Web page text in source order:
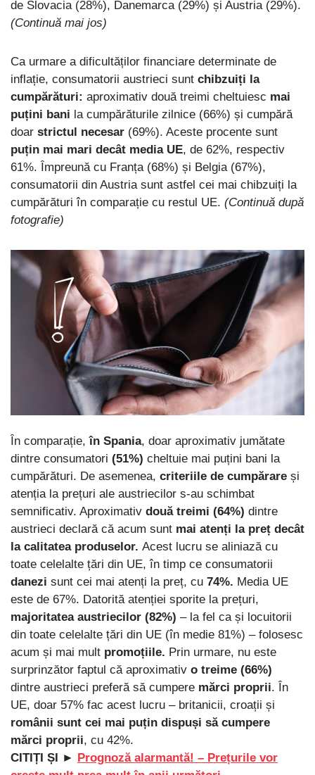
de Slovacia (28%), Danemarca (29%) și Austria (29%).
(Continuă mai jos)
Ca urmare a dificultăților financiare determinate de
inflație, consumatorii austrieci sunt chibzuiți la
cumpărături: aproximativ două treimi cheltuiesc mai
puțini bani la cumpărăturile zilnice (66%) și cumpără
doar strictul necesar (69%). Aceste procente sunt
puțin mai mari decât media UE, de 62%, respectiv
61%. Împreună cu Franța (68%) și Belgia (67%),
consumatorii din Austria sunt astfel cei mai chibzuiți la
cumpărături în comparație cu restul UE. (Continuă după
fotografie)
În comparație,în Spania, doar aproximativ jumătate
dintre consumatori (51%) cheltuie mai puțini bani la
cumpărături. De asemenea, criteriile de cumpărare și
atenția la prețuri ale austriecilor s-au schimbat
semnificativ. Aproximativ două treimi (64%) dintre
austrieci declară că acum sunt mai atenți la preț decât
la calitatea produselor. Acest lucru se aliniază cu
toate celelalte țări din UE, în timp ce consumatorii
danezi sunt cei mai atenți la preț, cu 74%. Media UE
este de 67%. Datorită atenției sporite la prețuri,
majoritatea austriecilor (82%) – la fel ca și locuitorii
din toate celelalte țări din UE (în medie 81%) – folosesc
acum și mai mult promoțiile. Prin urmare, nu este
surprinzător faptul că aproximativ o treime (66%)
dintre austrieci preferă să cumpere mărci proprii. În
UE, doar 57% fac acest lucru – britanicii, croații și
românii sunt cei mai puțin dispuși să cumpere
mărci proprii, cu 42%.
CITIȚI ȘI ►
Prognoză alarmantă! – Prețurile vor